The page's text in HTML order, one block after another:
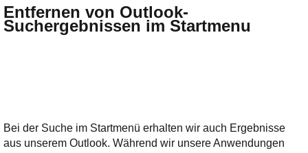
Entfernen von Outlook-
Suchergebnissen im Startmenu
Bei der Suche im Startmenü erhalten wir auch Ergebnisse
aus unserem Outlook. Während wir unsere Anwendungen
14-tägig
erscheinenden
Newsletter von
bereithält!
Wie z.B. Outlook,